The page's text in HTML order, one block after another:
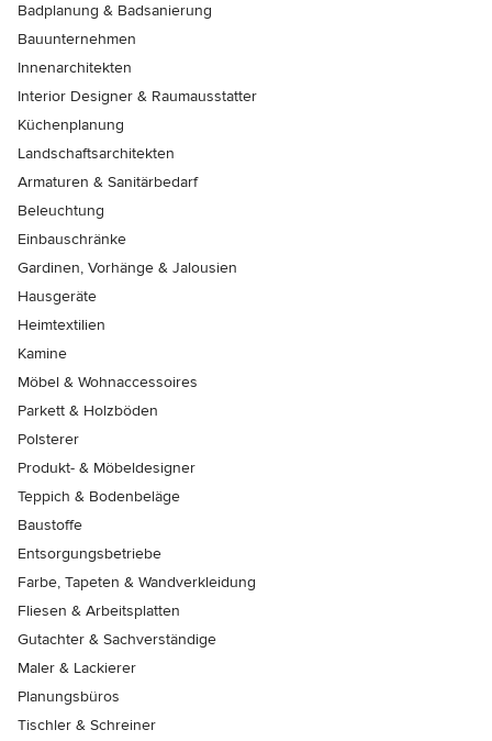
Badplanung & Badsanierung
Bauunternehmen
Innenarchitekten
Interior Designer & Raumausstatter
Küchenplanung
Landschaftsarchitekten
Armaturen & Sanitärbedarf
Beleuchtung
Einbauschränke
Gardinen, Vorhänge & Jalousien
Hausgeräte
Heimtextilien
Kamine
Möbel & Wohnaccessoires
Parkett & Holzböden
Polsterer
Produkt- & Möbeldesigner
Teppich & Bodenbeläge
Baustoffe
Entsorgungsbetriebe
Farbe, Tapeten & Wandverkleidung
Fliesen & Arbeitsplatten
Gutachter & Sachverständige
Maler & Lackierer
Planungsbüros
Tischler & Schreiner